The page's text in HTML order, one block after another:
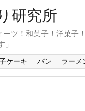
研究所
ツ！和菓子！洋菓
ケーキ パン ラーメ